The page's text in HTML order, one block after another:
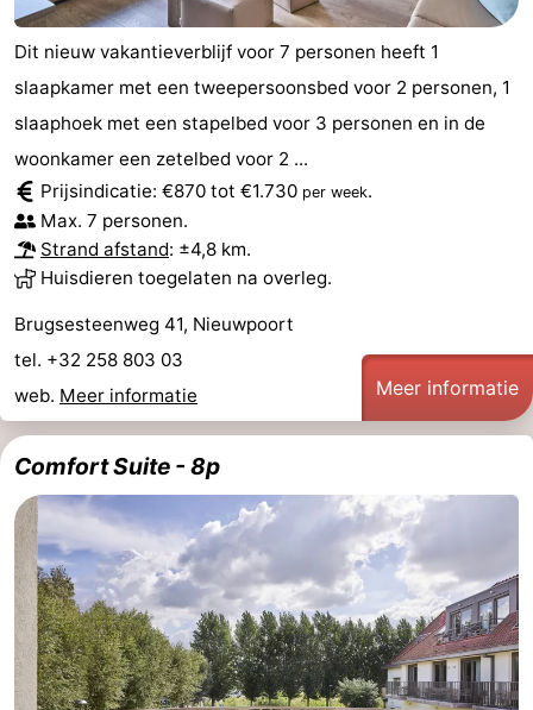
Dit nieuw vakantieverblijf voor 7 personen heeft 1
slaapkamer met een tweepersoonsbed voor 2 personen, 1
slaaphoek met een stapelbed voor 3 personen en in de
woonkamer een zetelbed voor 2 ...
Prijsindicatie: €870 tot €1.730 per week.
Max. 7 personen.
Strand afstand: ±4,8 km.
Huisdieren toegelaten na overleg.
Brugsesteenweg 41, Nieuwpoort
tel. +32 258 803 03
web. Meer informatie Meer informatie
Comfort Suite - 8p